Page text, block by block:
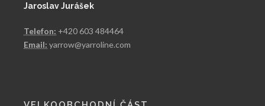
Jaroslav Jurášek
Telefon: +420 603 484464
Email: yarrow@yarroline.com